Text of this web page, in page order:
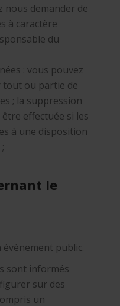
nous demander de
à caractère
du
: vous pouvez
tout ou partie de
; la suppression
effectuée si les
à une disposition
le
évènement public.
sont informés
sur des
un